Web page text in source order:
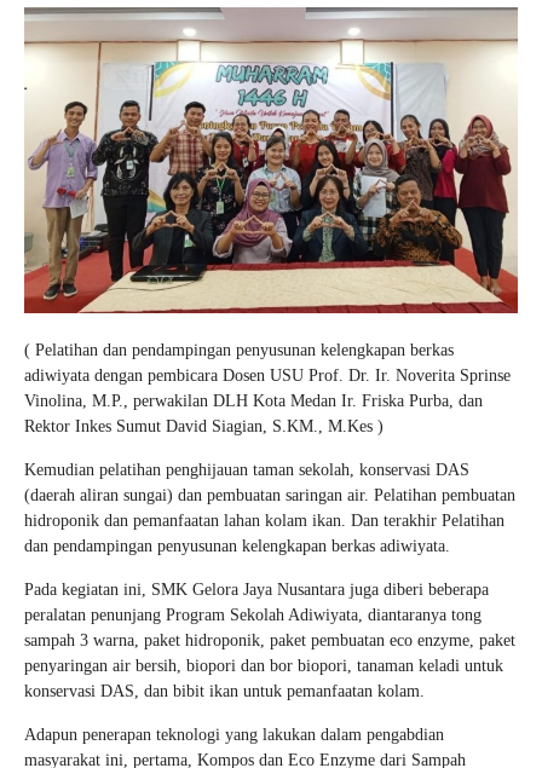
( Pelatihan dan pendampingan penyusunan kelengkapan berkas
adiwiyata dengan pembicara Dosen USU Prof. Dr. Ir. Noverita Sprinse
Vinolina, M.P., perwakilan DLH Kota Medan Ir. Friska Purba, dan
Rektor Inkes Sumut David Siagian, S.KM., M.Kes )
Kemudian pelatihan penghijauan taman sekolah, konservasi DAS
(daerah aliran sungai) dan pembuatan saringan air. Pelatihan pembuatan
hidroponik dan pemanfaatan lahan kolam ikan. Dan terakhir Pelatihan
dan pendampingan penyusunan kelengkapan berkas adiwiyata.
Pada kegiatan ini, SMK Gelora Jaya Nusantara juga diberi beberapa
peralatan penunjang Program Sekolah Adiwiyata, diantaranya tong
sampah 3 warna, paket hidroponik, paket pembuatan eco enzyme, paket
penyaringan air bersih, biopori dan bor biopori, tanaman keladi untuk
konservasi DAS, dan bibit ikan untuk pemanfaatan kolam.
Adapun penerapan teknologi yang lakukan dalam pengabdian
masyarakat ini, pertama, Kompos dan Eco Enzyme dari Sampah